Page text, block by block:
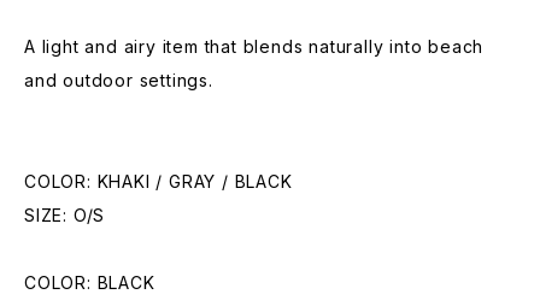
A light and airy item that blends naturally into beach
and outdoor settings.
COLOR: KHAKI / GRAY / BLACK
SIZE: O/S
COLOR: BLACK